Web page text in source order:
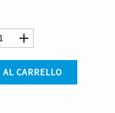
AL CARRELLO